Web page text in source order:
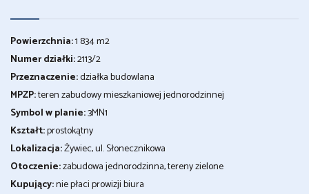
Powierzchnia:1 834 m2
Numer działki:2113/2
Przeznaczenie:działka budowlana
MPZP:teren zabudowy mieszkaniowej jednorodzinnej
Symbol w planie:3MN1
Kształt:prostokątny
Lokalizacja:Żywiec, ul. Słonecznikowa
Otoczenie:zabudowa jednorodzinna, tereny zielone
Kupujący:nie płaci prowizji biura